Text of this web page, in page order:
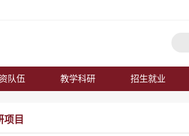
队伍 教学科研 招生就业
项目